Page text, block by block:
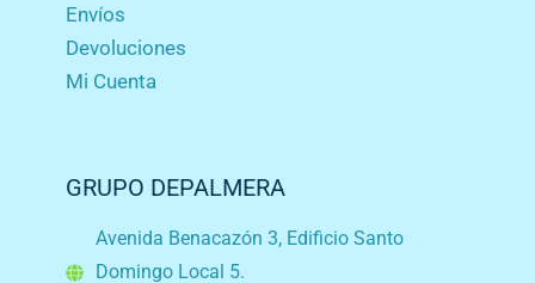
Envíos
Devoluciones
Mi Cuenta
GRUPO DEPALMERA
Avenida Benacazón 3, Edificio Santo
Domingo Local 5.